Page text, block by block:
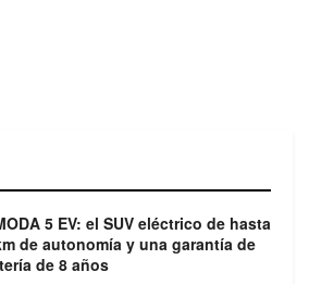
5 EV: el SUV eléctrico de hasta
de autonomía y una garantía de
de 8 años